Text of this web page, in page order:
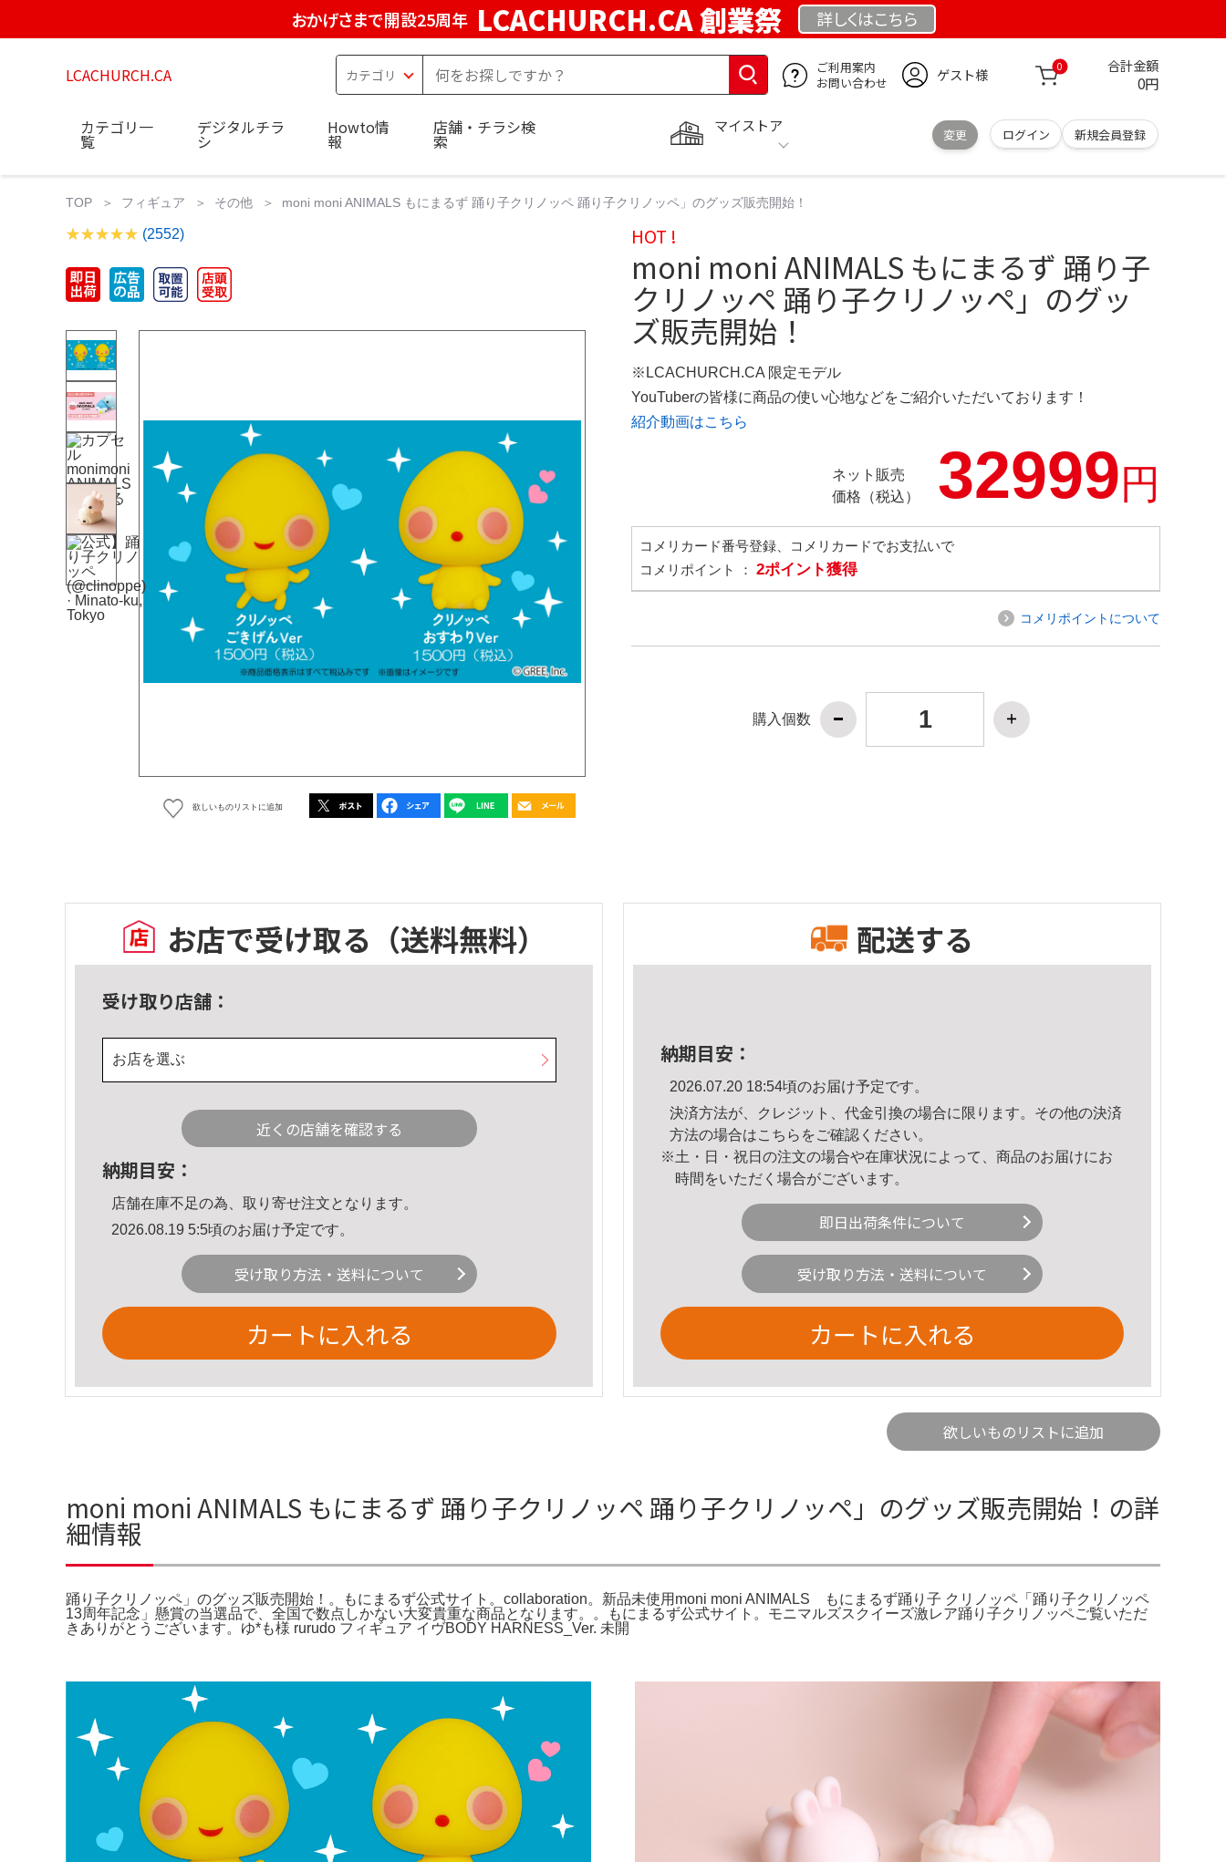
おかげさまで開設25周年 LCACHURCH.CA 創業祭 詳しくはこちら
LCACHURCH.CA
ご利用案内
お問い合わせ
ゲスト様 0 合計金額
0円
マイストア
変更 ログイン 新規会員登録
カテゴリ一
覧
デジタルチラ
シ
Howto情
報
店舗・チラシ検
索
TOP フィギュア その他 moni moni ANIMALS もにまるず 踊り子クリノッペ 踊り子クリノッペ」のグッズ販売開始！
(2552)
欲しいものリストに追加
HOT !
moni moni ANIMALS もにまるず 踊り子
クリノッペ 踊り子クリノッペ」のグッ
ズ販売開始！
※LCACHURCH.CA 限定モデル
YouTuberの皆様に商品の使い心地などをご紹介いただいております！
紹介動画はこちら
ネット販売
価格（税込）
32999円
コメリカード番号登録、コメリカードでお支払いで
コメリポイント ： 2ポイント獲得
コメリポイントについて
購入個数
お店で受け取る （送料無料）
受け取り店舗：
お店を選ぶ
近くの店舗を確認する
納期目安：
店舗在庫不足の為、取り寄せ注文となります。
2026.08.19 5:5頃のお届け予定です。
受け取り方法・送料について
カートに入れる
配送する
納期目安：
2026.07.20 18:54頃のお届け予定です。
決済方法が、クレジット、代金引換の場合に限ります。その他の決済
方法の場合はこちら をご確認ください。
※土・日・祝日の注文の場合や在庫状況によって、商品のお届けにお
時間をいただく場合がございます。
即日出荷条件について
受け取り方法・送料について
カートに入れる
欲しいものリストに追加
moni moni ANIMALS もにまるず 踊り子クリノッペ 踊り子クリノッペ」のグッズ販売開始！の詳
細情報
踊り子クリノッペ」のグッズ販売開始！。もにまるず公式サイト。collaboration。新品未使用moni moni ANIMALS もにまるず踊り子 クリノッペ「踊り子クリノッペ
13周年記念」懸賞の当選品で、全国で数点しかない大変貴重な商品となります。。もにまるず公式サイト。モニマルズスクイーズ激レア踊り子クリノッペご覧いただ
きありがとうございます。ゆ*も様 rurudo フィギュア イヴBODY HARNESS_Ver. 未開